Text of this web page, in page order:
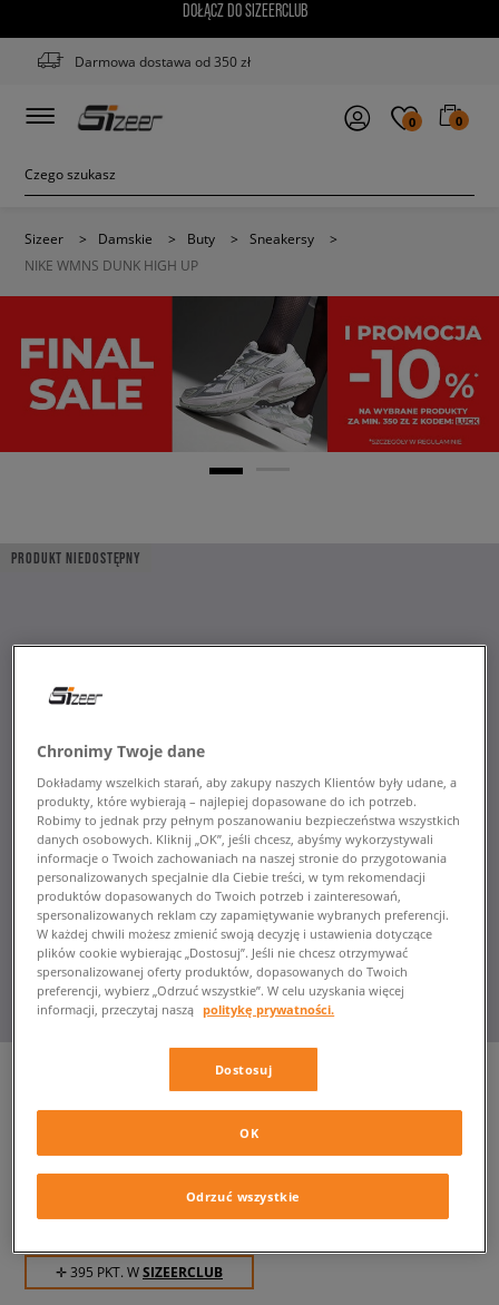
DOŁĄCZ DO SIZEERCLUB
Darmowa dostawa od 350 zł
0 0
Sizeer > Damskie > Buty > Sneakersy
>
NIKE WMNS DUNK HIGH UP
PRODUKT NIEDOSTĘPNY
damskie, sneakersy
394,99 zł
✛ 395 PKT. WSIZEERCLUB
Chronimy Twoje dane
Dokładamy wszelkich starań, aby zakupy naszych Klientów były udane, a
produkty, które wybierają – najlepiej dopasowane do ich potrzeb.
Robimy to jednak przy pełnym poszanowaniu bezpieczeństwa wszystkich
danych osobowych. Kliknij „OK”, jeśli chcesz, abyśmy wykorzystywali
informacje o Twoich zachowaniach na naszej stronie do przygotowania
personalizowanych specjalnie dla Ciebie treści, w tym rekomendacji
produktów dopasowanych do Twoich potrzeb i zainteresowań,
spersonalizowanych reklam czy zapamiętywanie wybranych preferencji.
W każdej chwili możesz zmienić swoją decyzję i ustawienia dotyczące
plików cookie wybierając „Dostosuj”. Jeśli nie chcesz otrzymywać
spersonalizowanej oferty produktów, dopasowanych do Twoich
preferencji, wybierz „Odrzuć wszystkie”. W celu uzyskania więcej
informacji, przeczytaj naszą politykę prywatności.
Dostosuj
Odrzuć wszystkie
OK